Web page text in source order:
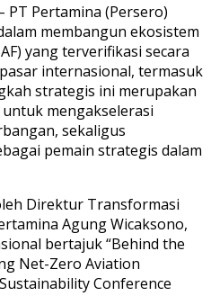
PT Pertamina (Persero)
membangun ekosistem
yang terverifikasi secara
internasional, termasuk
strategis ini merupakan
mengakselerasi
sekaligus
pemain strategis dalam
Direktur Transformasi
Agung Wicaksono,
bertajuk “Behind the
Net-Zero Aviation
Conference